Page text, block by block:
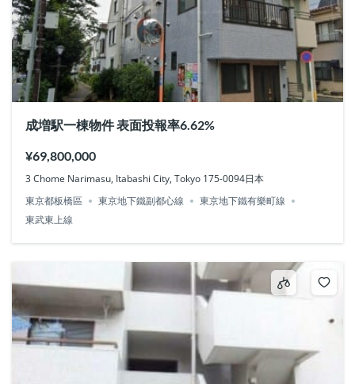
成増駅一棟物件 表面投報率6.62%
¥69,800,000
3 Chome Narimasu, Itabashi City, Tokyo 175-0094日本
東京都板橋區
東京地下鐵副都心線
東京地下鐵有樂町線
東武東上線